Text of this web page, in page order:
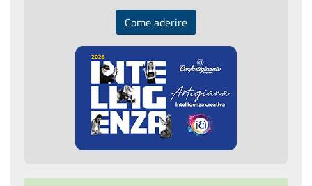
Come aderire